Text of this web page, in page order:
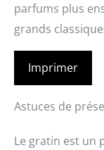
parfums plus
grands
Imprimer
Astuces de
Le gratin est un